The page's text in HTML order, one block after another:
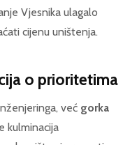
Vjesnika ulagalo
cijenu uništenja.
o prioritetima
već gorka
kulminacija